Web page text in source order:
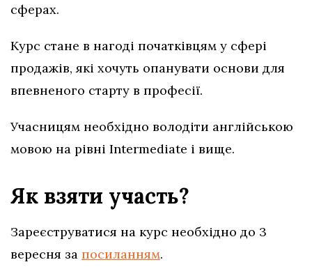
сферах.
Курс стане в нагоді початківцям у сфері
продажів, які хочуть опанувати основи для
впевненого старту в професії.
Учасницям необхідно володіти англійською
мовою на рівні Intermediate і вище.
Як взяти участь?
Зареєструватися на курс необхідно до 3
вересня за посиланням.